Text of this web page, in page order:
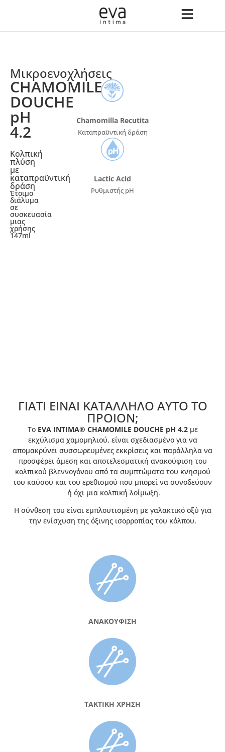
Μικροενοχλήσεις
CHAMOMILE
DOUCHE
pH
4.2
Κολπική
πλύση
με
καταπραϋντική
δράση
Έτοιμο
διάλυμα
σε
συσκευασία
μιας
χρήσης
147ml
Chamomilla Recutita
Καταπραϋντική δράση
Lactic Acid
Ρυθμιστής pH
ΓΙΑΤΙ ΕΙΝΑΙ ΚΑΤΑΛΛΗΛΟ ΑΥΤΟ ΤΟ
ΠΡΟIΟΝ;
Το EVA INTIMA® CHAMOMILE DOUCHE pH 4.2με
εκχύλισμα χαμομηλιού, είναι σχεδιασμένο για να
απομακρύνει συσσωρευμένες εκκρίσεις και παράλληλα να
προσφέρει άμεση και αποτελεσματική ανακούφιση του
κολπικού βλεννογόνου από τα συμπτώματα του κνησμού
του καύσου και του ερεθισμού που μπορεί να συνοδεύουν
ή όχι μια κολπική λοίμωξη.
Η σύνθεση του είναι εμπλουτισμένη με γαλακτικό οξύ για
την ενίσχυση της όξινης ισορροπίας του κόλπου.
ΑΝΑΚΟΥΦΙΣΗ
ΤΑΚΤΙΚΗ ΧΡΗΣΗ